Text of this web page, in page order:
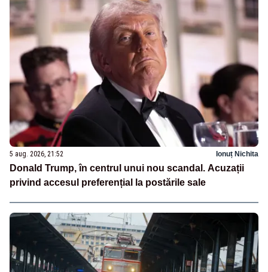
5 aug. 2026, 21:52 Ionuț Nichita
Donald Trump, în centrul unui nou scandal. Acuzații
privind accesul preferențial la postările sale